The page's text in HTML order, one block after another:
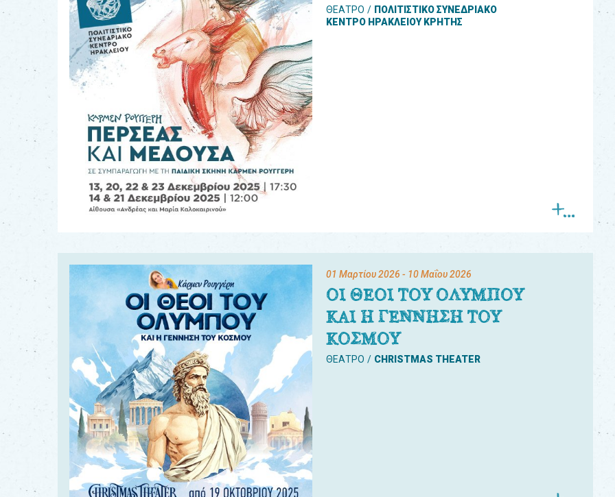
ΘΕΑΤΡΟ
ΠΟΛΙΤΙΣΤΙΚΟ ΣΥΝΕΔΡΙΑΚΟ
ΚΕΝΤΡΟ ΗΡΑΚΛΕΙΟΥ ΚΡΗΤΗΣ
01 Μαρτίου 2026 - 10 Μαΐου 2026
ΟΙ ΘΕΟΙ ΤΟΥ ΟΛΥΜΠΟΥ
ΚΑΙ Η ΓΕΝΝΗΣΗ ΤΟΥ
ΚΟΣΜΟΥ
ΘΕΑΤΡΟ CHRISTMAS THEATER